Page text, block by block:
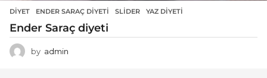
DIYET ENDER SARAÇ DIYETI ,SLIDER ,YAZ DIYETI
Ender Saraç diyeti
by admin